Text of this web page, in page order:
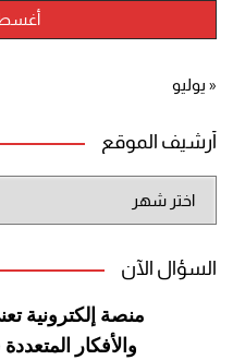
أغسطس
« يوليو
أرشيف الموقع
الموقع
السؤال الآن
منصة إلكترونية
والأفكار